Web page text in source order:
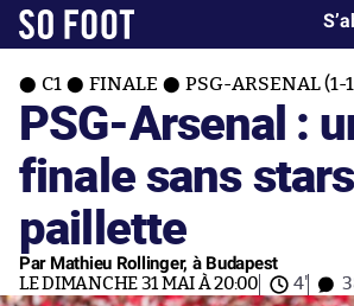
C1 FINALE PSG-ARSENAL (1-
PSG-Arsenal :
finale sans
paillette
Par Mathieu Rollinger, à Budapest
LE DIMANCHE 31 MAI À 20:00 4'